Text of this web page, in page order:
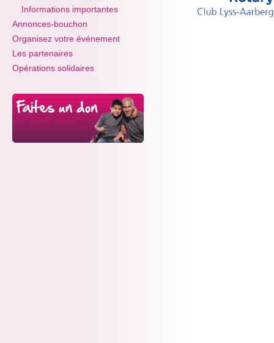
Informations importantes
Annonces-bouchon
Organisez votre événement
Les partenaires
Opérations solidaires